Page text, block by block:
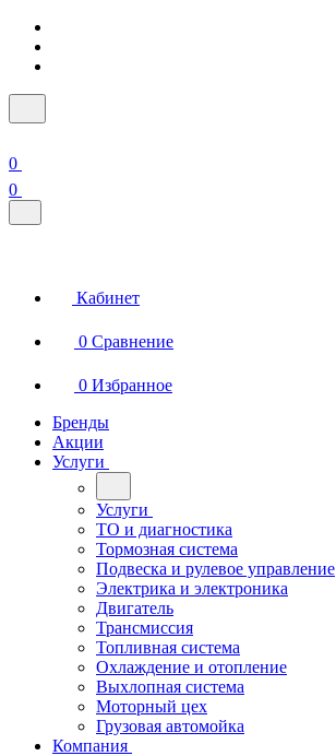
0
0
Кабинет
0 Сравнение
0 Избранное
Бренды
Акции
Услуги
Услуги
ТО и диагностика
Тормозная система
Подвеска и рулевое управление
Электрика и электроника
Двигатель
Трансмиссия
Топливная система
Охлаждение и отопление
Выхлопная система
Моторный цех
Грузовая автомойка
Компания